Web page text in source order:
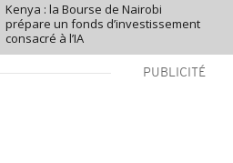
Kenya : la Bourse de Nairobi
prépare un fonds d’investissement
consacré à l’IA
PUBLICITÉ